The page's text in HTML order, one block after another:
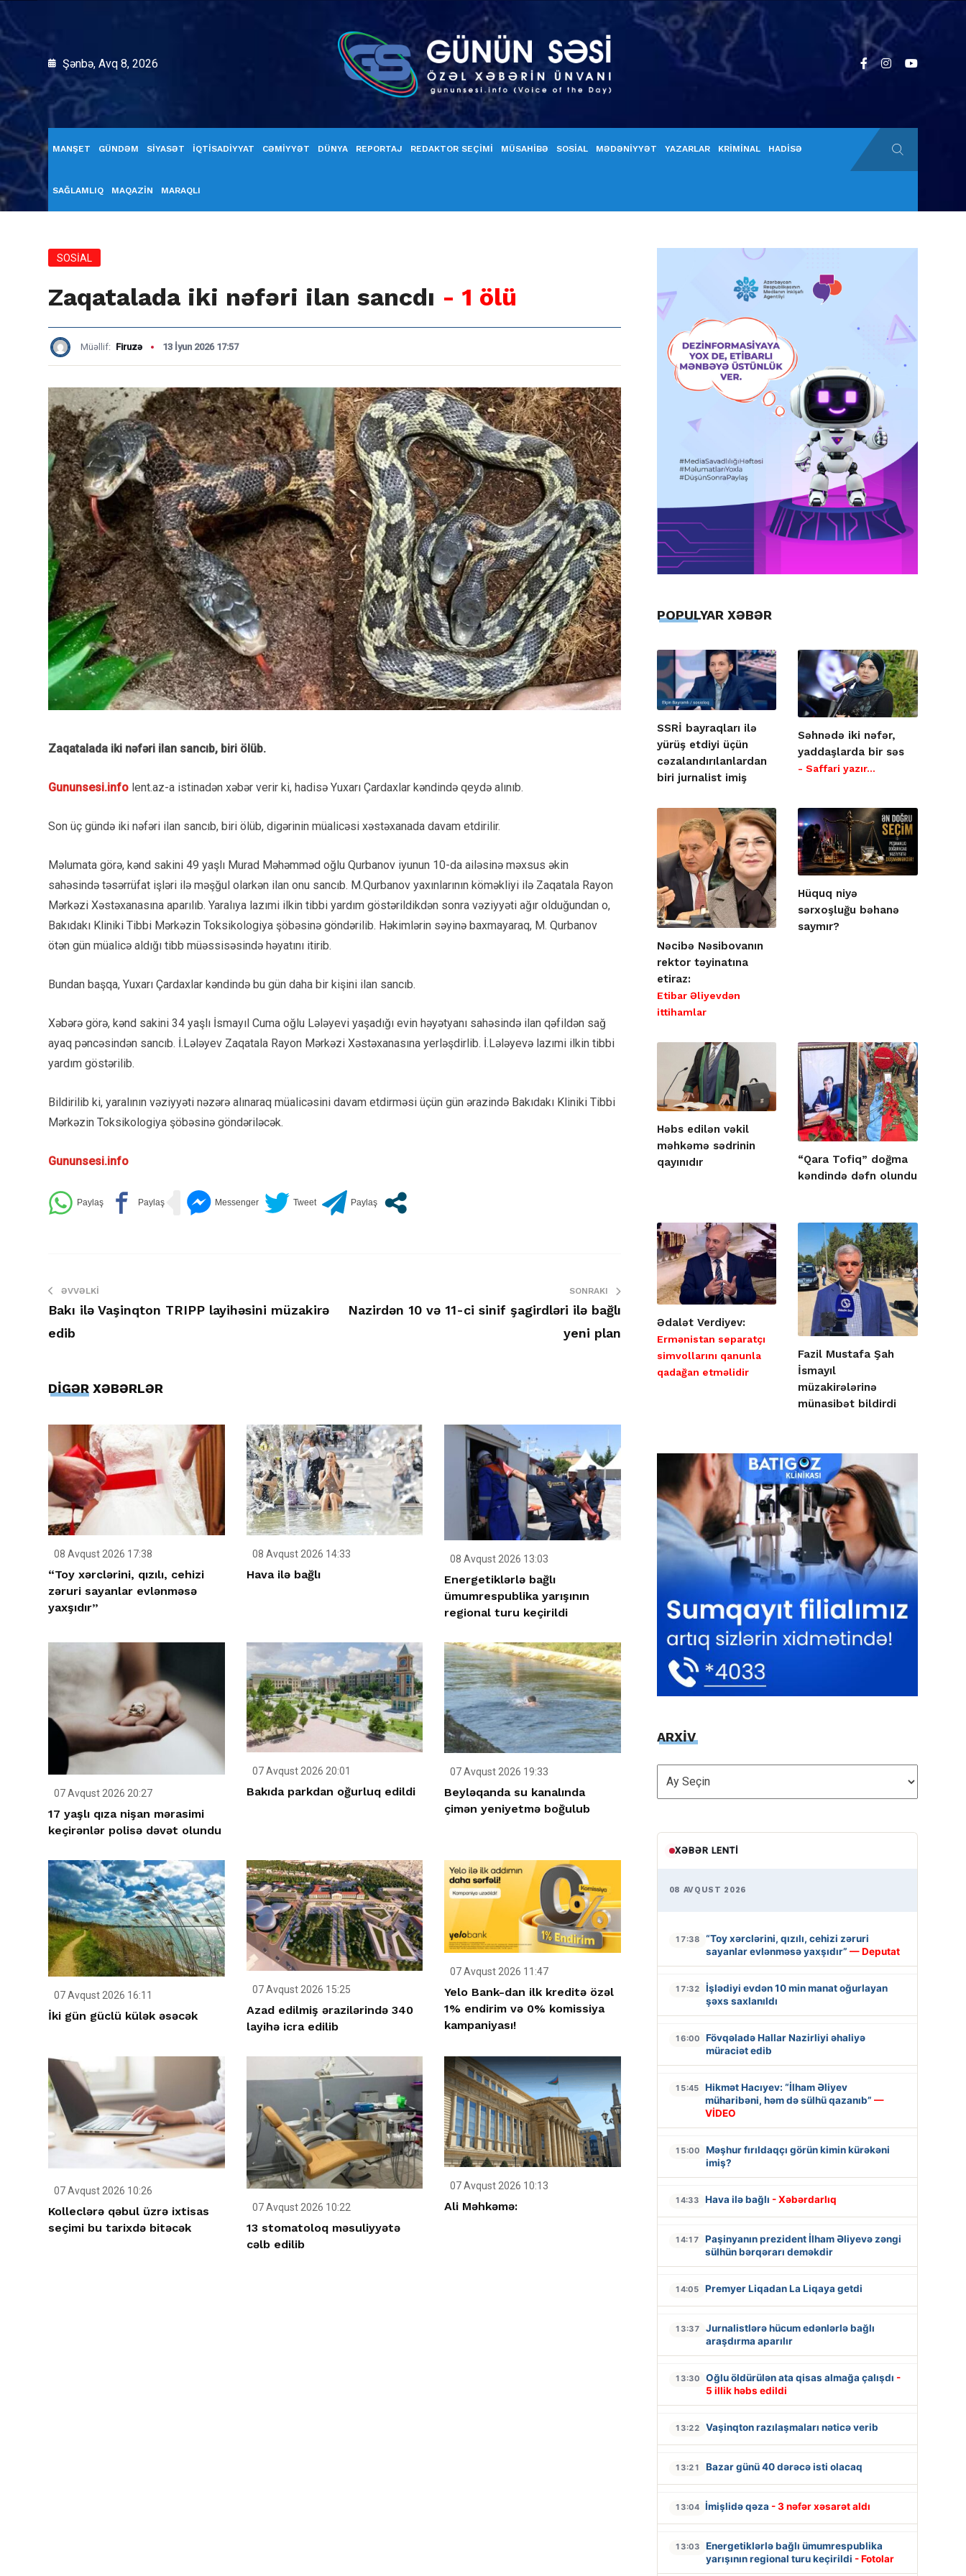
Şənbə, Avq 8, 2026
MANŞET GÜNDƏM SİYASƏT İQTİSADİYYAT CƏMİYYƏT DÜNYA REPORTAJ REDAKTOR SEÇİMİ MÜSAHİBƏ SOSİAL MƏDƏNİYYƏT YAZARLAR KRİMİNAL HADİSƏ
SAĞLAMLIQ MAQAZİN MARAQLI
SOSİAL
Zaqatalada iki nəfəri ilan sancdı - 1 ölü
Müəllif: Firuzə 13 İyun 2026 17:57
Zaqatalada iki nəfəri ilan sancıb, biri ölüb.
Gununsesi.info lent.az-a istinadən xəbər verir ki, hadisə Yuxarı Çardaxlar kəndində qeydə alınıb.
Son üç gündə iki nəfəri ilan sancıb, biri ölüb, digərinin müalicəsi xəstəxanada davam etdirilir.
Məlumata görə, kənd sakini 49 yaşlı Murad Məhəmməd oğlu Qurbanov iyunun 10-da ailəsinə məxsus əkin
sahəsində təsərrüfat işləri ilə məşğul olarkən ilan onu sancıb. M.Qurbanov yaxınlarının köməkliyi ilə Zaqatala Rayon
Mərkəzi Xəstəxanasına aparılıb. Yaralıya lazımi ilkin tibbi yardım göstərildikdən sonra vəziyyəti ağır olduğundan o,
Bakıdakı Kliniki Tibbi Mərkəzin Toksikologiya şöbəsinə göndərilib. Həkimlərin səyinə baxmayaraq, M. Qurbanov
ötən gün müalicə aldığı tibb müəssisəsində həyatını itirib.
Bundan başqa, Yuxarı Çardaxlar kəndində bu gün daha bir kişini ilan sancıb.
Xəbərə görə, kənd sakini 34 yaşlı İsmayıl Cuma oğlu Lələyevi yaşadığı evin həyətyanı sahəsində ilan qəfildən sağ
ayaq pəncəsindən sancıb. İ.Lələyev Zaqatala Rayon Mərkəzi Xəstəxanasına yerləşdirlib. İ.Lələyevə lazımi ilkin tibbi
yardım göstərilib.
Bildirilib ki, yaralının vəziyyəti nəzərə alınaraq müalicəsini davam etdirməsi üçün gün ərazində Bakıdakı Kliniki Tibbi
Mərkəzin Toksikologiya şöbəsinə göndəriləcək.
Gununsesi.info
ƏVVƏLKI
Bakı ilə Vaşinqton TRIPP layihəsini müzakirə
edib
SONRAKI
Nazirdən 10 və 11-ci sinif şagirdləri ilə bağlı
yeni plan
DİGƏR XƏBƏRLƏR
08 Avqust 2026 17:38
“Toy xərclərini, qızılı, cehizi
zəruri sayanlar evlənməsə
yaxşıdır”
08 Avqust 2026 14:33
Hava ilə bağlı
08 Avqust 2026 13:03
Energetiklərlə bağlı
ümumrespublika yarışının
regional turu keçirildi
07 Avqust 2026 20:27
17 yaşlı qıza nişan mərasimi
keçirənlər polisə dəvət olundu
07 Avqust 2026 20:01
Bakıda parkdan oğurluq edildi
07 Avqust 2026 19:33
Beyləqanda su kanalında
çimən yeniyetmə boğulub
07 Avqust 2026 16:11
İki gün güclü külək əsəcək
07 Avqust 2026 15:25
Azad edilmiş ərazilərində 340
layihə icra edilib
07 Avqust 2026 11:47
Yelo Bank-dan ilk kreditə özəl
1% endirim və 0% komissiya
kampaniyası!
07 Avqust 2026 10:26
Kolleclərə qəbul üzrə ixtisas
seçimi bu tarixdə bitəcək
07 Avqust 2026 10:22
13 stomatoloq məsuliyyətə
cəlb edilib
07 Avqust 2026 10:13
Ali Məhkəmə:
POPULYAR XƏBƏR
SSRİ bayraqları ilə
yürüş etdiyi üçün
cəzalandırılanlardan
biri jurnalist imiş
Səhnədə iki nəfər,
yaddaşlarda bir səs
- Saffari yazır…
Nəcibə Nəsibovanın
rektor təyinatına
etiraz:
Etibar Əliyevdən
ittihamlar
Hüquq niyə
sərxoşluğu bəhanə
saymır?
Həbs edilən vəkil
məhkəmə sədrinin
qayınıdır
“Qara Tofiq” doğma
kəndində dəfn olundu
Ədalət Verdiyev:
Ermənistan separatçı
simvollarını qanunla
qadağan etməlidir
Fazil Mustafa Şah
İsmayıl
müzakirələrinə
münasibət bildirdi
ARXİV
ARXİV
XƏBƏR LENTI
08 AVQUST 2026
17:38
“Toy xərclərini, qızılı, cehizi zəruri
sayanlar evlənməsə yaxşıdır” — Deputat
17:32
İşlədiyi evdən 10 min manat oğurlayan
şəxs saxlanıldı
16:00
Fövqəladə Hallar Nazirliyi əhaliyə
müraciət edib
15:45
Hikmət Hacıyev: “İlham Əliyev
müharibəni, həm də sülhü qazanıb” —
VİDEO
15:00
Məşhur fırıldaqçı görün kimin kürəkəni
imiş?
14:33 Hava ilə bağlı - Xəbərdarlıq
14:17
Paşinyanın prezident İlham Əliyevə zəngi
sülhün bərqərarı deməkdir
14:05 Premyer Liqadan La Liqaya getdi
13:37
Jurnalistlərə hücum edənlərlə bağlı
araşdırma aparılır
13:30 Oğlu öldürülən ata qisas almağa çalışdı -
5 illik həbs edildi
13:22 Vaşinqton razılaşmaları nəticə verib
13:21 Bazar günü 40 dərəcə isti olacaq
13:04 İmişlidə qəza - 3 nəfər xəsarət aldı
13:03
Energetiklərlə bağlı ümumrespublika
yarışının regional turu keçirildi - Fotolar